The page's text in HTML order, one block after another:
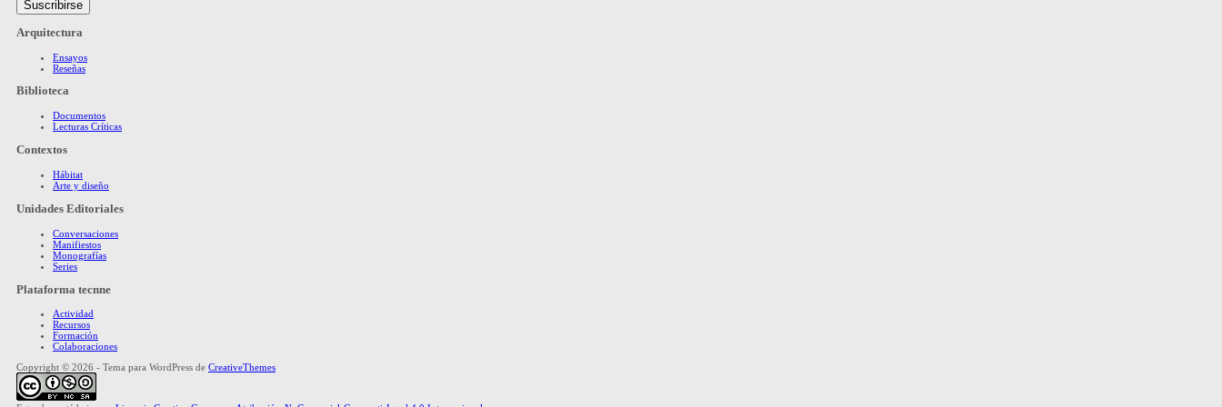
Arquitectura
Ensayos
Reseñas
Biblioteca
Documentos
Lecturas Críticas
Contextos
Hábitat
Arte y diseño
Unidades Editoriales
Conversaciones
Manifiestos
Monografías
Series
Plataforma tecnne
Actividad
Recursos
Formación
Colaboraciones
Copyright © 2026 - Tema para WordPress de CreativeThemes